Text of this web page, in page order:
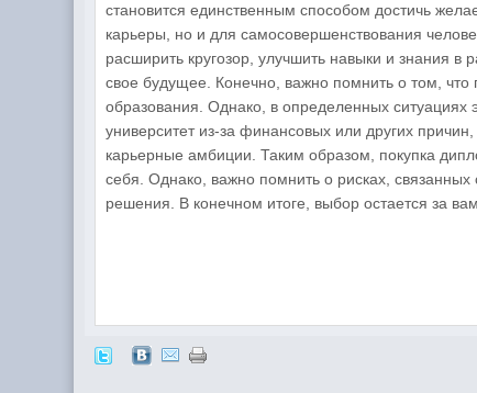
становится единственным способом достичь
карьеры, но и для самосовершенствования
расширить кругозор, улучшить навыки и знания
свое будущее. Конечно, важно помнить о том,
образования. Однако, в определенных ситуациях
университет из-за финансовых или других
карьерные амбиции. Таким образом, покупка
себя. Однако, важно помнить о рисках, связанных
решения. В конечном итоге, выбор остается за